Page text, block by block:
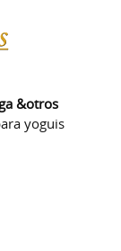
&otros
yoguis